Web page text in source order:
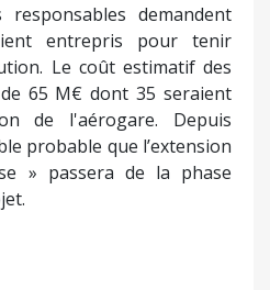
responsables demandent
entrepris pour tenir
Le coût estimatif des
65 M€ dont 35 seraient
de l'aérogare. Depuis
probable que l’extension
» passera de la phase